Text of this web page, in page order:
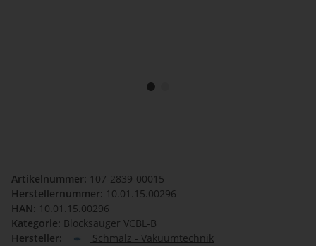
Artikelnummer: 107-2839-00015
Herstellernummer: 10.01.15.00296
HAN: 10.01.15.00296
Kategorie: Blocksauger VCBL-B
Hersteller:
Schmalz - Vakuumtechnik